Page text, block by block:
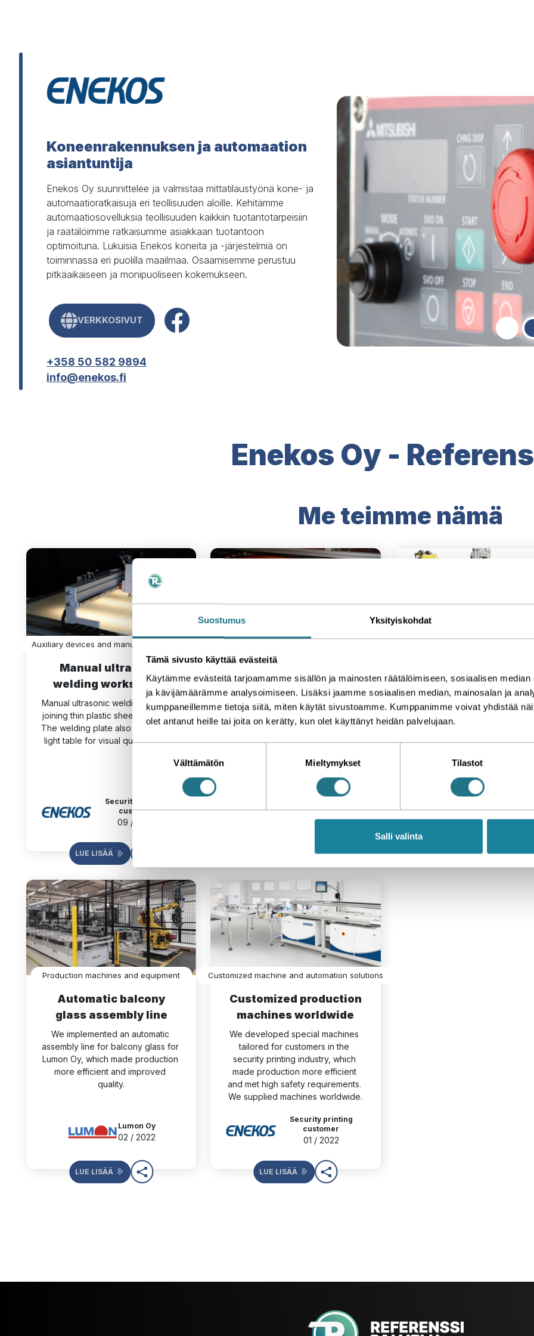
Suostumus Yksityiskohdat
Tämä sivusto käyttää evästeitä
Käytämme evästeitä tarjoamamme sisällön ja mainosten räätälöimiseen, sosiaalisen
ja kävijämäärämme analysoimiseen. Lisäksi jaamme sosiaalisen median, mainosalan ja
kumppaneillemme tietoja siitä, miten käytät sivustoamme. Kumppanimme voivat yhdistää
olet antanut heille tai joita on kerätty, kun olet käyttänyt heidän palvelujaan.
t
u
u
k
s
e
n
a
l
i
n
Välttämätön Mieltymykset Tilastot
Salli valinta
Koneenrakennuksen ja automaation
asiantuntija
Enekos Oy suunnittelee ja valmistaa mittatilaustyönä kone- ja
automaatioratkaisuja eri teollisuuden aloille. Kehitämme
automaatiosovelluksia teollisuuden kaikkiin tuotantotarpeisiin
ja räätälöimme ratkaisumme asiakkaan tuotantoon
optimoituna. Lukuisia Enekos koneita ja -järjestelmiä on
toiminnassa eri puolilla maailmaa. Osaamisemme perustuu
pitkäaikaiseen ja monipuoliseen kokemukseen.
VERKKOSIVUT
+358 50 582 9894
info@enekos.fi
Enekos Oy -
Me teimme nämä
Auxiliary devices and manual workstations
Manual ultrasonic
welding workstation
Manual ultrasonic welding table for
joining thin plastic sheets together.
The welding plate also serves as a
light table for visual quality control
Security printing
customer
09 / 2024
LUE LISÄÄ
machines and
automation
We supplied Peltonen Ski Oy with
machines and automation solutions
improved quality. We have had a
long-term cooperation for years.
Peltonen Ski Oy
02 / 2023
freezer boxes
Enekosin designed and
implemented a fully
plastic bucket handle
machine and freezer case
Orthex Group
01 / 2023
LUE LISÄÄ
Production machines and equipment
Automatic balcony
glass assembly line
We implemented an automatic
assembly line for balcony glass for
Lumon Oy, which made production
more efficient and improved
quality.
Lumon Oy
02 / 2022
LUE LISÄÄ
Customized machine and automation solutions
Customized production
machines worldwide
We developed special machines
tailored for customers in the
security printing industry, which
made production more efficient
and met high safety requirements.
We supplied machines worldwide.
Security printing
customer
01 / 2022
LUE LISÄÄ